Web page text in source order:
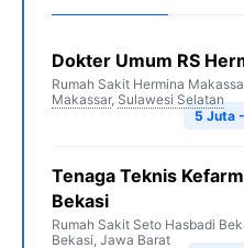
Dokter Umum RS
Rumah Sakit Hermina
Makassar, Sulawesi Selatan
5 Juta
Tenaga Teknis
Bekasi
Rumah Sakit Seto Hasbadi
Bekasi, Jawa Barat